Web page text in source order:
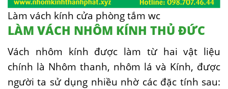
Làm vách kính cửa phòng tắm wc
LÀM VÁCH NHÔM KÍNH THỦ ĐỨC
Vách nhôm kính được làm từ hai vật liệu
chính là Nhôm thanh, nhôm lá và Kính, được
người ta sử dụng nhiều nhờ các đặc tính sau: